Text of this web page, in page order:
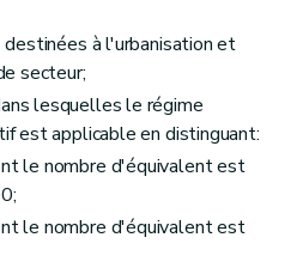
à l'urbanisation et
secteur;
lesquelles le régime
est applicable en distinguant:
le nombre d'équivalent est
le nombre d'équivalent est